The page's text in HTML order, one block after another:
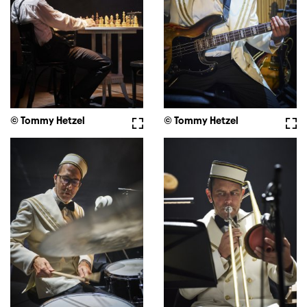
Vollbild
© Tommy Hetzel © Tommy Hetzel